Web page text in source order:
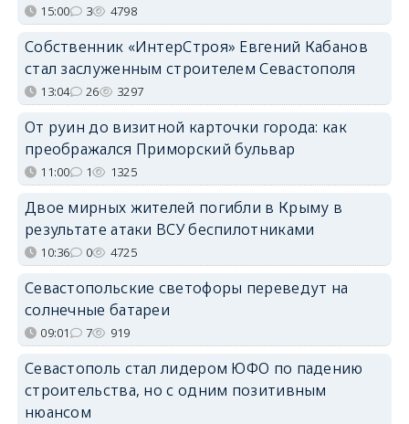
15:00 3 4798
Собственник «ИнтерСтроя» Евгений Кабанов
стал заслуженным строителем Севастополя
13:04 26 3297
От руин до визитной карточки города: как
преображался Приморский бульвар
11:00 1 1325
Двое мирных жителей погибли в Крыму в
результате атаки ВСУ беспилотниками
10:36 0 4725
Севастопольские светофоры переведут на
солнечные батареи
09:01 7 919
Севастополь стал лидером ЮФО по падению
строительства, но с одним позитивным
нюансом